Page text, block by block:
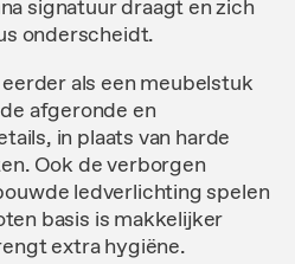
signatuur draagt en zich
onderscheidt.
als een meubelstuk
afgeronde en
in plaats van harde
Ook de verborgen
ledverlichting spelen
basis is makkelijker
extra hygiëne.